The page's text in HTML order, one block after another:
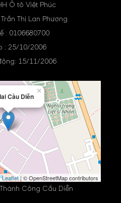
Ô tô Việt Phúc
Thị Lan Phương
: 0106680700
: 25/10/2006
15/11/2006
Cầu Diễn
×
Leaflet| © OpenStreetMap contributors
Công Cầu Diễn